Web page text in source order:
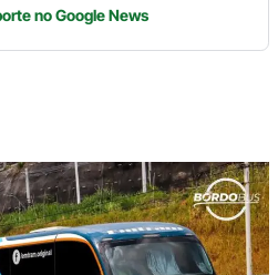
no Google News